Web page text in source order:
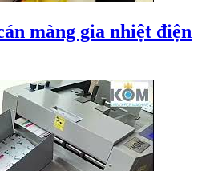
màng gia nhiệt điện